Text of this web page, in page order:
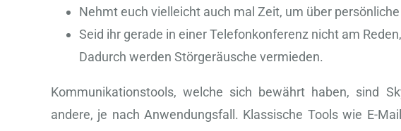
Nehmt euch vielleicht auch mal Zeit, um über
Seid ihr gerade in einer Telefonkonferenz nicht am
Dadurch werden Störgeräusche vermieden.
Kommunikationstools, welche sich bewährt haben, sind
andere, je nach Anwendungsfall. Klassische Tools wie E-